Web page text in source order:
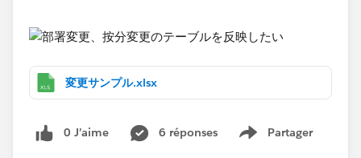
変更サンプル.xlsx
0 J’aime 6 réponses Partager
Show menu